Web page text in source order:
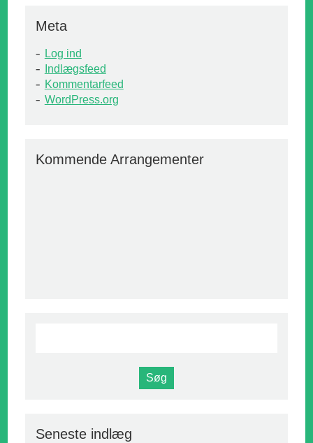
Meta
Log ind
Indlægsfeed
Kommentarfeed
WordPress.org
Kommende Arrangementer
Seneste indlæg